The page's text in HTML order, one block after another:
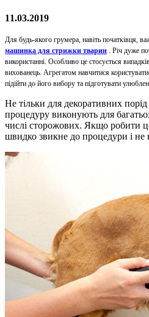
11.03.2019
Для будь-якого грумера, навіть початківця,
машинка для стрижки тварин . Річ дуже
використанні. Особливо це стосується
вихованець. Агрегатом навчитися
підійти до його вибору та підготувати
Не тільки для декоративних
процедуру виконують для
числі сторожових. Якщо робити
швидко звикне до процедури і не